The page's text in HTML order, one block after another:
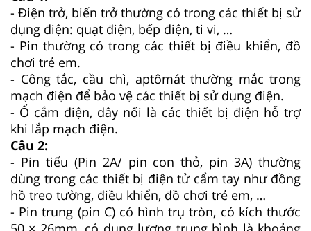
- Điện trở, biến trở thường có trong các thiết bị sử
dụng điện: quạt điện, bếp điện, ti vi, …
- Pin thường có trong các thiết bị điều khiển, đồ
chơi trẻ em.
- Công tắc, cầu chì, aptômát thường mắc trong
mạch điện để bảo vệ các thiết bị sử dụng điện.
- Ổ cắm điện, dây nối là các thiết bị điện hỗ trợ
khi lắp mạch điện.
Câu 2:
- Pin tiểu (Pin 2A/ pin con thỏ, pin 3A) thường
dùng trong các thiết bị điện tử cẩm tay như đồng
hồ treo tường, điều khiển, đồ chơi trẻ em, …
- Pin trung (pin C) có hình trụ tròn, có kích thước